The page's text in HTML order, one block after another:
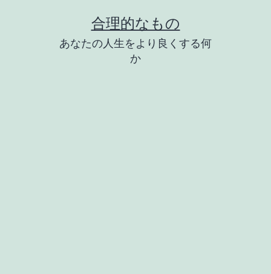
合理的なもの
あなたの人生をより良くする何
か